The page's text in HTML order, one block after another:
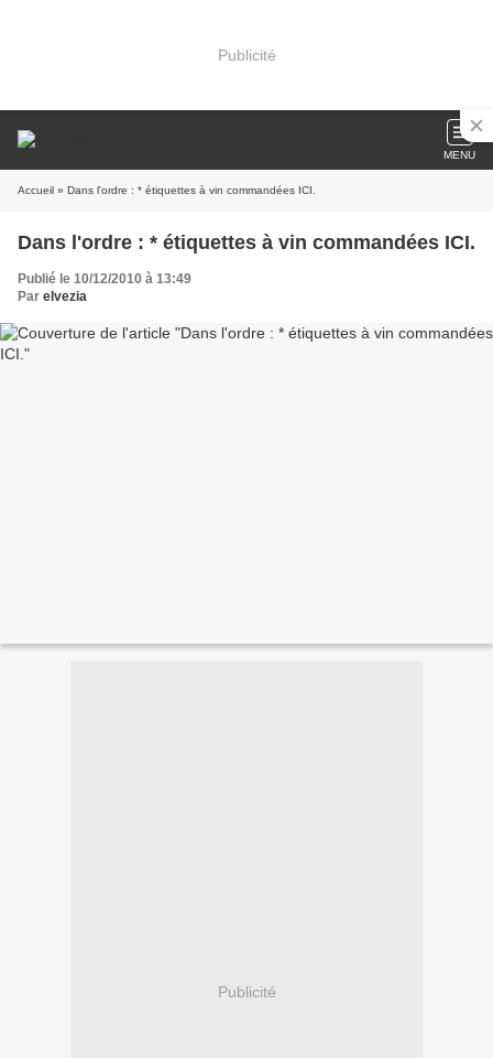
Publicité
MENU
Accueil » Dans l'ordre : * étiquettes à vin commandées ICI.
Dans l'ordre : * étiquettes à vin commandées ICI.
Publié le 10/12/2010 à 13:49
Par elvezia
Publicité